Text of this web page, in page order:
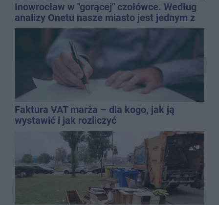
Inowrocław w "gorącej" czołówce. Według
analizy Onetu nasze miasto jest jednym z
najbardziej narażonych na upały
Faktura VAT marża – dla kogo, jak ją
wystawić i jak rozliczyć